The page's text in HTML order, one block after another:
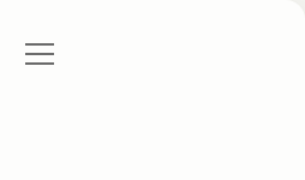
Politikası
menüyü